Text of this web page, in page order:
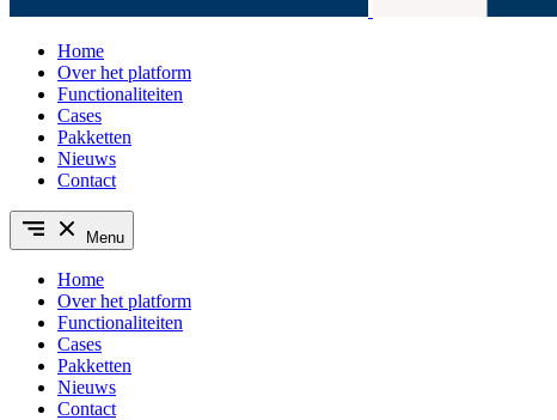
Home
Over het platform
Functionaliteiten
Cases
Pakketten
Nieuws
Contact
Menu
Home
Over het platform
Functionaliteiten
Cases
Pakketten
Nieuws
Contact